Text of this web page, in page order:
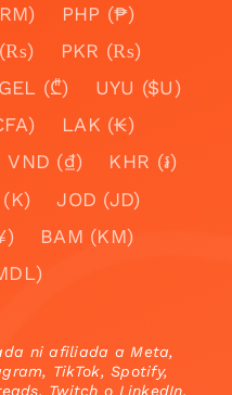
PHP (₱)
(₨)
PKR (₨)
GEL (₾)
UYU ($U)
LAK (₭)
VND (₫)
KHR (៛)
(K)
JOD (JD)
BAM (KM)
ni afiliada a Meta,
TikTok, Spotify,
Twitch o LinkedIn.